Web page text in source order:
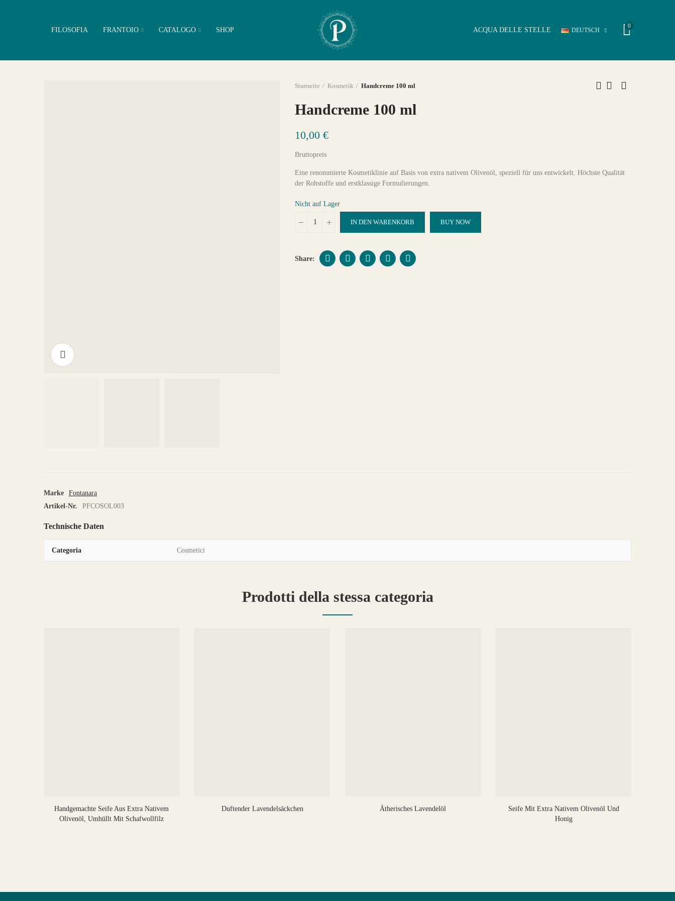
FILOSOFIA FRANTOIO CATALOGO SHOP ACQUA DELLE STELLE DEUTSCH
0
Startseite Kosmetik Handcreme 100 ml
Handcreme 100 ml
10,00 €
Bruttopreis
Eine renommierte Kosmetiklinie auf Basis von extra nativem Olivenöl, speziell für uns entwickelt. Höchste Qualität
der Rohstoffe und erstklassige Formulierungen.
Nicht auf Lager
IN DEN WARENKORB BUY NOW
Marke
Fontanara
Artikel-Nr.
PFCOSOL003
Technische Daten
Categoria Cosmetici
Prodotti della stessa categoria
Handgemachte Seife Aus Extra Nativem
Olivenöl, Umhüllt Mit Schafwollfilz
Duftender Lavendelsäckchen Ätherisches Lavendelöl
Seife Mit Extra Nativem Olivenöl Und
Honig